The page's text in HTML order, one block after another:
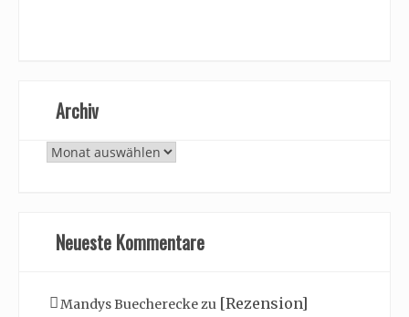
Archiv
Archiv
Neueste Kommentare
Mandys Buechereckezu [Rezension]